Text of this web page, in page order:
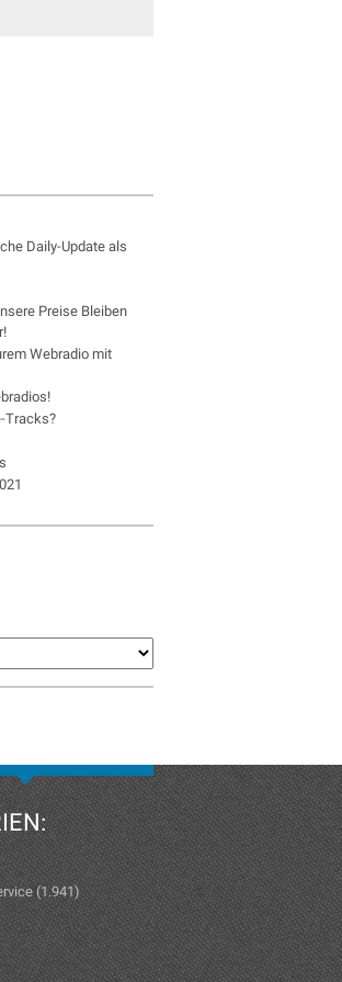
Daily-Update als
Preise Bleiben
Webradio mit
Tracks?
(1.941)